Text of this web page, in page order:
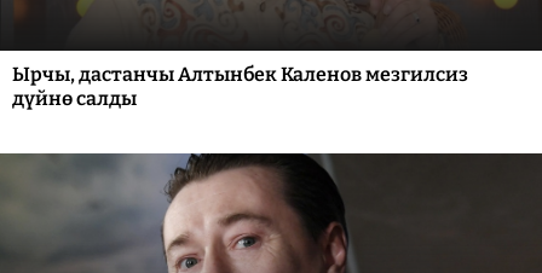
Ырчы, дастанчы Алтынбек Каленов мезгилсиз
дүйнө салды